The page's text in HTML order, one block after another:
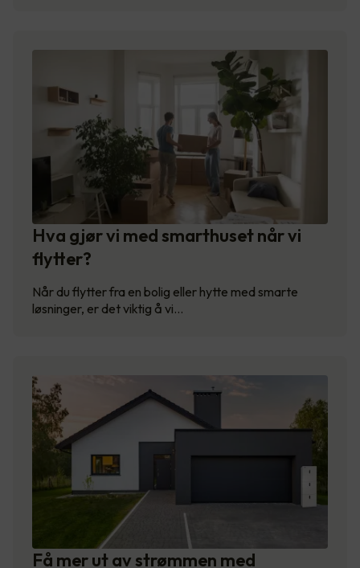
Hva gjør vi med smarthuset når vi
flytter?
Når du flytter fra en bolig eller hytte med smarte
løsninger, er det viktig å vi…
Få mer ut av strømmen med